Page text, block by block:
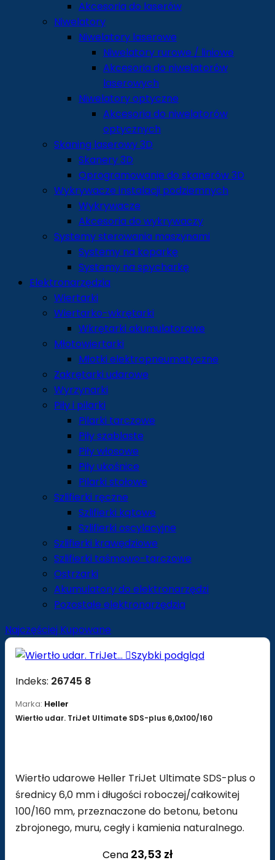
Akcesoria do laserów
Niwelatory
Niwelatory laserowe
Niwelatory rurowe / liniowe
Akcesoria do niwelatorów
laserowych
Niwelatory optyczne
Akcesoria do niwelatorów
optycznych
Skaning laserowy 3D
Skanery 3D
Oprogramowanie do skanerów 3D
Wykrywacze instalacji podziemnych
Wykrywacze
Akcesoria do wykrywaczy
Systemy sterowania maszynami
Systemy na koparkę
Systemy na spycharkę
Elektronarzędzia
Wiertarki
Wiertarko-wkrętarki
Wkrętarki akumulatorowe
Młotowiertarki
Młotki elektropneumatyczne
Zakrętarki udarowe
Wyrzynarki
Piły i pilarki
Pilarki tarczowe
Piły szablaste
Piły włosowe
Piły ukośnice
Pilarki stołowe
Szlifierki ręczne
Szlifierki kątowe
Szlifierki oscylacyjne
Szlifierki krawędziowe
Szlifierki taśmowo-tarczowe
Ostrzarki
Akumulatory do elektronarzędzi
Pozostałe elektronarzędzia
Najczęściej Kupowane
Szybki podgląd
Indeks: 26745 8
Marka: Heller
Wiertło udar. TriJet Ultimate SDS-plus 6,0x100/160
Wiertło udarowe Heller TriJet Ultimate SDS-plus o
średnicy 6,0 mm i długości roboczej/całkowitej
100/160 mm, przeznaczone do betonu, betonu
zbrojonego, muru, cegły i kamienia naturalnego.
Cena 23,53 zł